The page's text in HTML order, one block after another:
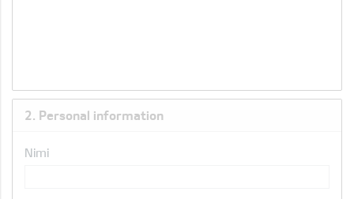
2. Personal information
Nimi